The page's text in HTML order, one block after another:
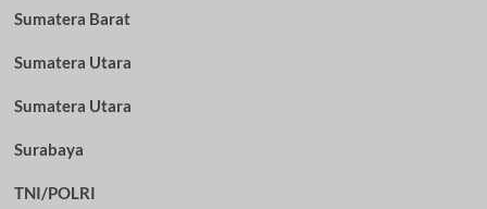
Sumatera Barat
Sumatera Utara
Sumatera Utara
Surabaya
TNI/POLRI